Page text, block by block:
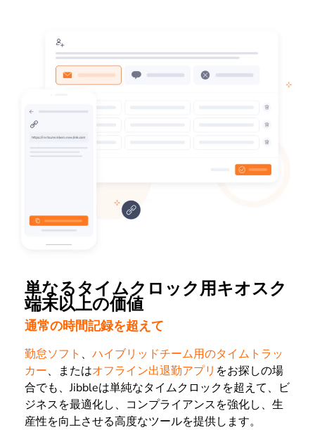
単なるタイムクロック用キオスク
端末以上の価値
通常の時間記録を超えて
勤怠ソフト 、 ハイブリッドチーム用のタイムトラッ
カー、またはオフライン出退勤アプリ をお探しの場
合でも、Jibbleは単純なタイムクロックを超えて、ビ
ジネスを最適化し、コンプライアンスを強化し、生
産性を向上させる高度なツールを提供します。